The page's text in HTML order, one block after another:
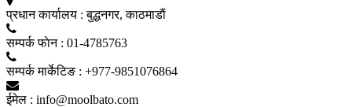
प्रधान कार्यालय : बुद्धनगर, काठमाडाैं
सम्पर्क फाेन : 01-4785763
सम्पर्क मार्केटिङ : +977-9851076864
ईमेल : info@moolbato.com